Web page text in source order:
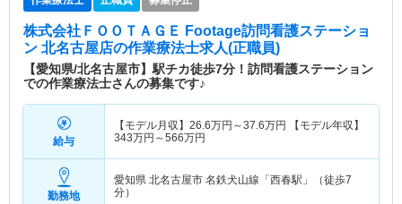
株式会社ＦＯＯＴＡＧＥ Footage訪問看護ステーショ
ン 北名古屋店の作業療法士求人(正職員)
【愛知県/北名古屋市】駅チカ徒歩7分！訪問看護ステーション
での作業療法士さんの募集です♪
給与
【モデル月収】 26.6万円～37.6万円
【モデル年収】
343万円～566万円
勤務地
愛知県 北名古屋市 名鉄犬山線「西春駅」（徒歩7
分）